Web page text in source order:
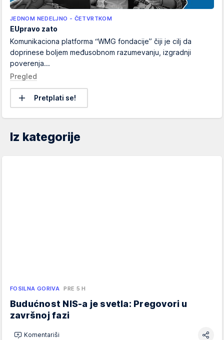
JEDNOM NEDELJNO - ČETVRTKOM
EUpravo zato
Komunikaciona platforma “WMG fondacije” čiji je cilj da
doprinese boljem međusobnom razumevanju, izgradnji
poverenja...
Pregled
Pretplati se!
Iz kategorije
FOSILNA GORIVA PRE 5 H
Budućnost NIS-a je svetla: Pregovori u
završnoj fazi
Komentariši